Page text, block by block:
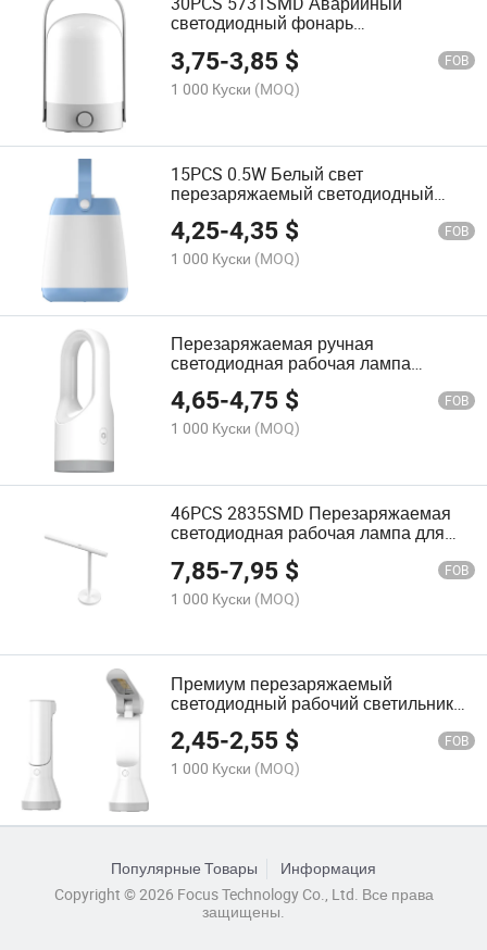
светодиодный фонарь
перезаряжаемый USB светодиодный
рабочий светильник
3,75-3,85 $ FOB
1 000 Куски (MOQ)
15PCS 0.5W Белый свет
перезаряжаемый светодиодный
рабочий портативный торцовый
светильник
4,25-4,35 $ FOB
1 000 Куски (MOQ)
Перезаряжаемая ручная
светодиодная рабочая лампа
портативный 3W фонарь
перезаряжаемый USB рабочий
светильник
4,65-4,75 $ FOB
1 000 Куски (MOQ)
46PCS 2835SMD Перезаряжаемая
светодиодная рабочая лампа для
7,85-7,95 $ FOB
1 000 Куски (MOQ)
Премиум перезаряжаемый
светодиодный рабочий светильник
для экстренных ситуаций
2,45-2,55 $ FOB
1 000 Куски (MOQ)
Популярные Товары
Информация
Copyright © 2026 Focus Technology Co., Ltd. Все права
защищены.